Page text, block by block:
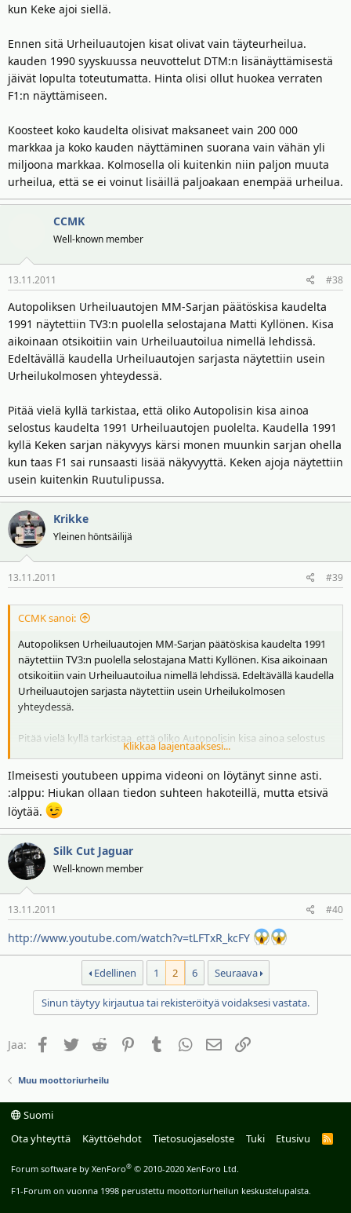
kun Keke ajoi siellä.
Ennen sitä Urheiluautojen kisat olivat vain täyteurheilua.
kauden 1990 syyskuussa neuvottelut DTM:n lisänäyttämisestä
jäivät lopulta toteutumatta. Hinta olisi ollut huokea verraten
F1:n näyttämiseen.
Koosteet koko kaudelta olisivat maksaneet vain 200 000
markkaa ja koko kauden näyttäminen suorana vain vähän yli
miljoona markkaa. Kolmosella oli kuitenkin niin paljon muuta
urheilua, että se ei voinut lisäillä paljoakaan enempää urheilua.
CCMK
Well-known member
13.11.2011 #38
Autopoliksen Urheiluautojen MM-Sarjan päätöskisa kaudelta
1991 näytettiin TV3:n puolella selostajana Matti Kyllönen. Kisa
aikoinaan otsikoitiin vain Urheiluautoilua nimellä lehdissä.
Edeltävällä kaudella Urheiluautojen sarjasta näytettiin usein
Urheilukolmosen yhteydessä.
Pitää vielä kyllä tarkistaa, että oliko Autopolisin kisa ainoa
selostus kaudelta 1991 Urheiluautojen puolelta. Kaudella 1991
kyllä Keken sarjan näkyvyys kärsi monen muunkin sarjan ohella
kun taas F1 sai runsaasti lisää näkyvyyttä. Keken ajoja näytettiin
usein kuitenkin Ruutulipussa.
Krikke
Yleinen höntsäilijä
13.11.2011 #39
CCMK sanoi:
Autopoliksen Urheiluautojen MM-Sarjan päätöskisa kaudelta 1991
näytettiin TV3:n puolella selostajana Matti Kyllönen. Kisa aikoinaan
otsikoitiin vain Urheiluautoilua nimellä lehdissä. Edeltävällä kaudella
Urheiluautojen sarjasta näytettiin usein Urheilukolmosen
yhteydessä.
Pitää vielä kyllä tarkistaa, että oliko Autopolisin kisa ainoa selostus
kaudelta 1991 Urheiluautojen puolelta. Kaudella 1991 kyllä Keken
sarjan näkyvyys kärsi monen muunkin sarjan ohella kun taas F1 sai
runsaasti lisää näkyvyyttä. Keken ajoja näytettiin usein kuitenkin
Ruutulipussa.
Klikkaa laajentaaksesi...
Ilmeisesti youtubeen uppima videoni on löytänyt sinne asti.
:alppu: Hiukan ollaan tiedon suhteen hakoteillä, mutta etsivä
löytää.
Silk Cut Jaguar
Well-known member
13.11.2011 #40
http://www.youtube.com/watch?v=tLFTxR_kcFY
Edellinen 1 2 6 Seuraava
Sinun täytyy kirjautua tai rekisteröityä voidaksesi vastata.
Jaa: Facebook
TwitterReddit PinterestTumblrWhatsAppSähköposti
Linkki
Muu moottoriurheilu
Suomi
Ota yhteyttä
Käyttöehdot Tietosuojaseloste Tuki Etusivu
R
Forum software by XenForo® © 2010-2020 XenForo Ltd.
F1-Forum on vuonna 1998 perustettu moottoriurheilun keskustelupalsta.